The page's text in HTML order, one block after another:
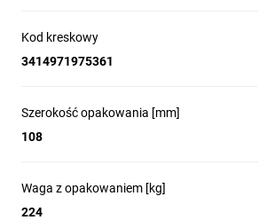
Kod kreskowy
3414971975361
Szerokość opakowania [mm]
108
Waga z opakowaniem [kg]
224